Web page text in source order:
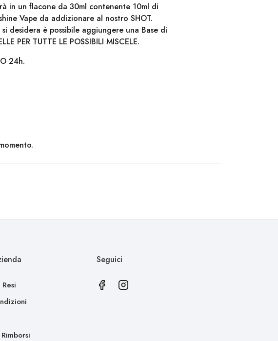
in un flacone da 30ml contenente 10ml di
Vape da addizionare al nostro SHOT.
desidera è possibile aggiungere una Base di
PER TUTTE LE POSSIBILI MISCELE.
24h.
Seguici